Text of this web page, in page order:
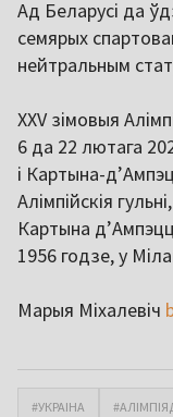
Ад Беларусі да
семярых
нейтральным
XXV зімовыя
6 да 22 лютага
і Картына-
Алімпійскія
Картына
1956 годзе, у
Марыя Міхалевіч
#УКРАІНА